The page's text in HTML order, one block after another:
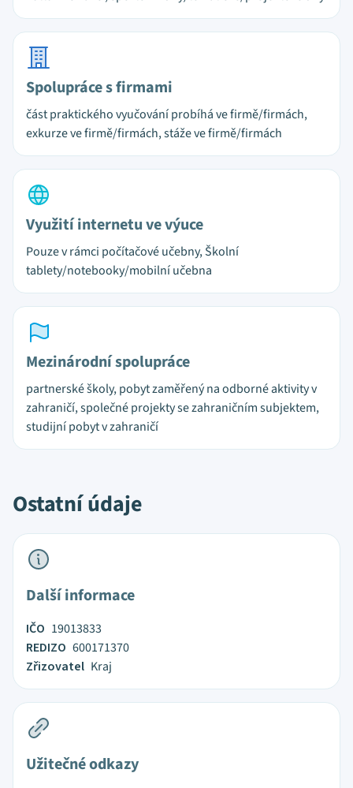
Spolupráce s firmami
část praktického vyučování probíhá ve firmě/firmách,
exkurze ve firmě/firmách, stáže ve firmě/firmách
Využití internetu ve výuce
Pouze v rámci počítačové učebny, Školní
tablety/notebooky/mobilní učebna
Mezinárodní spolupráce
partnerské školy, pobyt zaměřený na odborné aktivity v
zahraničí, společné projekty se zahraničním subjektem,
studijní pobyt v zahraničí
Ostatní údaje
Další informace
IČO 19013833
REDIZO 600171370
Zřizovatel Kraj
Užitečné odkazy